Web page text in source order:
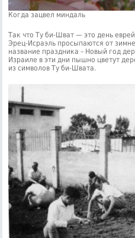
Когда зацвел миндаль
Так что Ту би-Шват — это день
Эрец-Исраэль просыпаются от
название праздника – Новый год
Израиле в эти дни пышно цветут
из символов Ту би-Швата.